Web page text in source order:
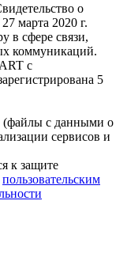
о
марта 2020 г.
в сфере связи,
коммуникаций.
с
5
с данными о
сервисов и
к защите
пользовательским